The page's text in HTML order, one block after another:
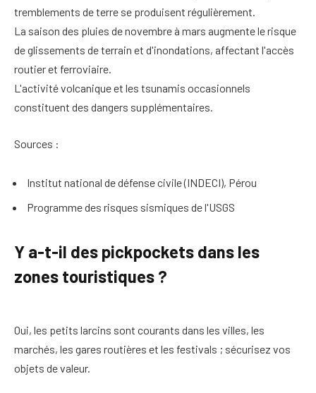
tremblements de terre se produisent régulièrement.
La saison des pluies de novembre à mars augmente le risque
de glissements de terrain et d'inondations, affectant l'accès
routier et ferroviaire.
L'activité volcanique et les tsunamis occasionnels
constituent des dangers supplémentaires.
Sources :
Institut national de défense civile (INDECI), Pérou
Programme des risques sismiques de l'USGS
Y a-t-il des pickpockets dans les
zones touristiques ?
Oui, les petits larcins sont courants dans les villes, les
marchés, les gares routières et les festivals ; sécurisez vos
objets de valeur.